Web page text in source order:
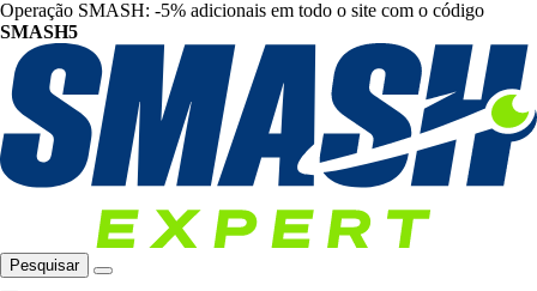
Operação SMASH: -5% adicionais em todo o site com o código
SMASH5
Pesquisar